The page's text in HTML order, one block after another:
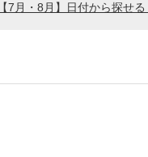
【7月・8月】日付から探せ